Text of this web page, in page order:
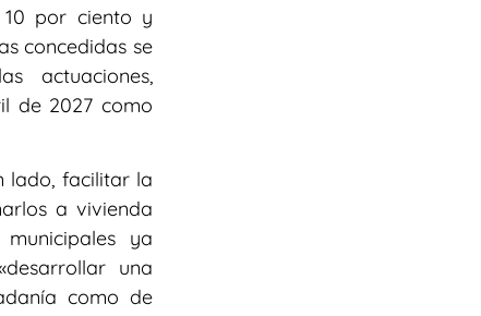
por ciento y
concedidas se
actuaciones,
de 2027 como
lado, facilitar la
a vivienda
ya
una
como de